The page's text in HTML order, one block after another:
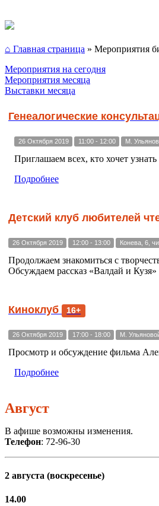
⌂ Главная страница » Мероприятия
Мероприятия на сегодня
Мероприятия месяца
Выставки месяца
Генеалогические
26 Октября 2019 11:00 - 12:00 М.
Приглашаем всех, кто хочет
Подробнее
Детский клуб любителей
26 Октября 2019 12:00 - 13:00 Конева, 6,
Продолжаем знакомиться с
Обсуждаем рассказ «Валдай и Кузя»
Киноклуб 16+
26 Октября 2019 17:00 - 18:00 М.
Просмотр и обсуждение фильма
Подробнее
Август
В афише возможны изменения.
Телефон: 72-96-30
2 августа (воскресенье)
14.00